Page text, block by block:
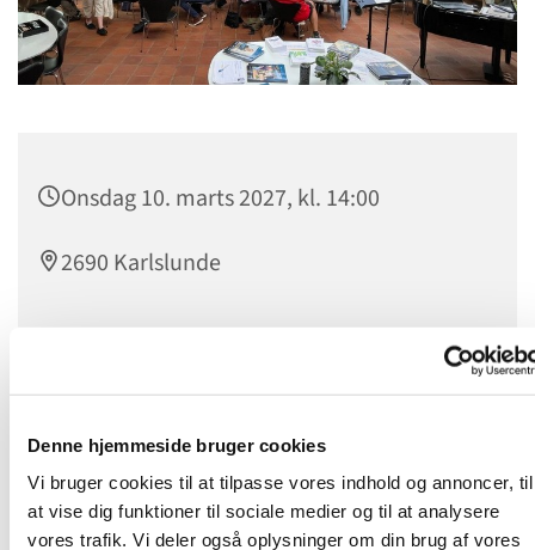
Denne hjemmeside bruger cookies
Vi bruger cookies til at tilpasse vores indhold og annoncer, til
at vise dig funktioner til sociale medier og til at analysere
vores trafik. Vi deler også oplysninger om din brug af vores
Onsdag 10. marts 2027, kl. 14:00
2690 Karlslunde
Onsdagstræfer et levende fællesskab for alle, som kan
kaffebord og hyggeligt samvær, hvor nye venskaber
opstår. Udover kaffe og lækker kage, oplever vi en
spændende og let tilgængelig undervisning fra et stykke i
Bibelen, eller vi hører en fortælling fra en